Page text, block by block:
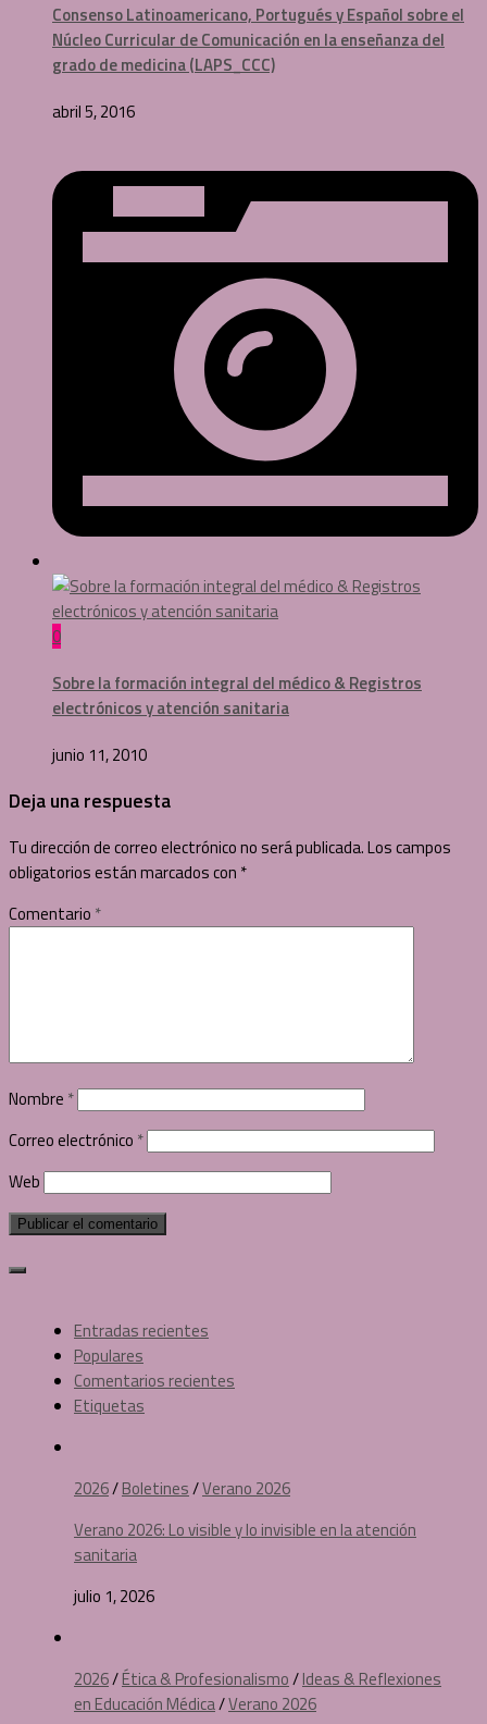
Consenso Latinoamericano, Portugués y Español sobre el
Núcleo Curricular de Comunicación en la enseñanza del
grado de medicina (LAPS_CCC)
abril 5, 2016
0
Sobre la formación integral del médico & Registros
electrónicos y atención sanitaria
junio 11, 2010
Deja una respuesta
Tu dirección de correo electrónico no será publicada.Los campos
obligatorios están marcados con *
Comentario *
Nombre *
Correo electrónico *
Web
Entradas recientes
Populares
Comentarios recientes
Etiquetas
2026/Boletines/Verano 2026
Verano 2026: Lo visible y lo invisible en la atención
sanitaria
julio 1, 2026
2026/Ética & Profesionalismo/Ideas & Reflexiones
en Educación Médica/Verano 2026